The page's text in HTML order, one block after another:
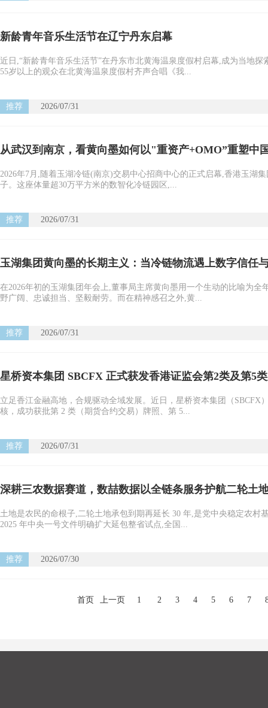
新龄青年音乐生活节在辽宁丹东启幕
近日,“新龄青年音乐生活节”在丹东市北黄海温泉度假村启幕,成为当地
55岁以上的观众在北黄海温泉度假村齐声合唱《我...
推荐 2026/07/31
从武汉到南京，看黄向墨如何以"重资产+OMO”重塑中
2026年7月,随着玉湖冷链(南京)交易中心招商中心的正式启幕,香港玉湖
子。这座体量超30万平方米的数智化冷链园区,...
推荐 2026/07/31
玉湖集团黄向墨的长期主义：当冷链物流遇上数字信任
在2026年初的玉湖集团年会上,董事局主席黄向墨用一个生动的比喻为
野广阔、忠诚担当、坚毅耐劳。而在精神感召之外,黄...
推荐 2026/07/31
星桥资本集团 SBCFX 正式获发香港证监会第2类及第5
立足香江金融高地，合规驱动全域发展。近日，星桥资本集团（SBCFX
核，成功获批第 2 类（期货合约交易）牌照、第 5...
推荐 2026/07/31
深耕三农数据赛道，数喆数据以全链条服务护航二轮土
土地是农民的命根子,二轮土地承包到期再延长 30 年,是党中央稳定农村
2025 年中央一号文件明确扩大延包整省试点,全国...
推荐 2026/07/30
首页 上一页 1 2 3 4 5 6 7